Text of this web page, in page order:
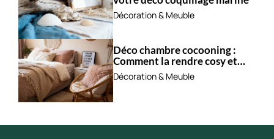
Décoration & Meuble
Déco chambre cocooning :
Comment la rendre cosy et
apaisante ?
Décoration & Meuble